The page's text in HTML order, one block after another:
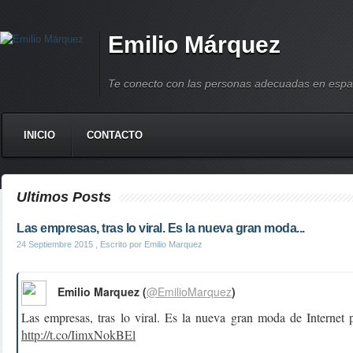
Emilio Márquez
Te conecto con las personas adecuadas en
INICIO CONTACTO
Ultimos Posts
Las empresas, tras lo viral. Es la nueva gran moda...
24 Septiembre 2015 , Escrito por Emilio Marquez
Las empresas, tras lo viral. Es la nueva gran moda de Internet
http://t.co/IimxNokBEl
Emilio Marquez (@EmilioMarquez)